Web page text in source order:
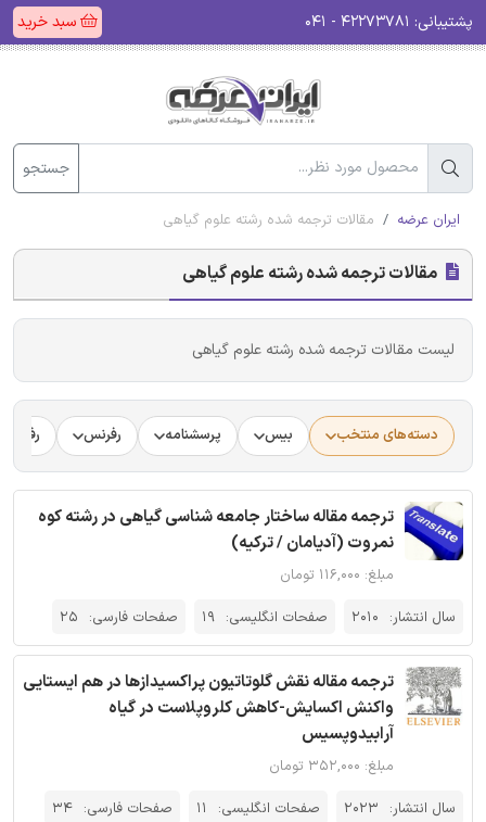
پشتیبانی: سبد خرید
جستجو
ایران عرضه مقالات ترجمه شده رشته علوم گیاهی
مقالات ترجمه شده رشته علوم گیاهی
لیست مقالات ترجمه شده رشته علوم گیاهی
دسته‌های منتخب بیس پرسشنامه رفرنس
ترجمه مقاله ساختار جامعه شناسی گیاهی در رشته کوه
نمروت (آدیامان / ترکیه)
مبلغ: ۱۱۶,۰۰۰ تومان
سال انتشار: 2010 صفحات انگلیسی: 19 صفحات فارسی: 25
ترجمه مقاله نقش گلوتاتیون پراکسیدازها در هم ایستایی
واکنش اکسایش-کاهش کلروپلاست در گیاه
آرابیدوپسیس
مبلغ: ۳۵۲,۰۰۰ تومان
سال انتشار: 2023 صفحات انگلیسی: 11 صفحات فارسی: 34